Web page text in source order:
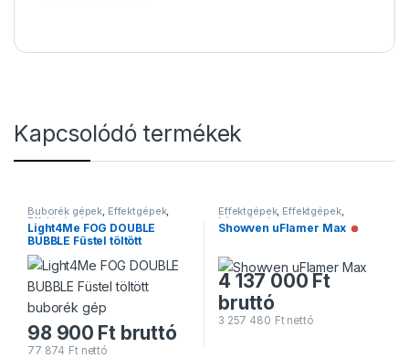
Kapcsolódó termékek
Buborék gépek, Effektgépek,
Effektgépek
Light4Me FOG DOUBLE
BUBBLE Füstel töltött
buborék gép
Nincs raktáron
98 900 Ft bruttó
77 874 Ftnettó
Effektgépek, Effektgépek,
Lánggépek
Showven uFlamer Max Nincs
4 137 000 Ft
bruttó
3 257 480 Ftnettó